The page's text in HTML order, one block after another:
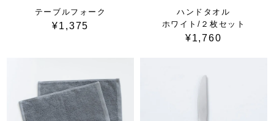
テーブルフォーク
¥1,375
ハンドタオル
ホワイト/２枚セット
¥1,760